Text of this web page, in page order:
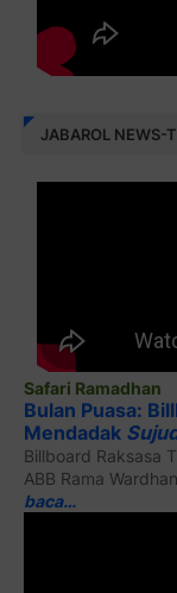
JABAROL NEWS-
Safari Ramadhan
Bulan Puasa:
Mendadak
Billboard Raksasa
ABB Rama
baca…